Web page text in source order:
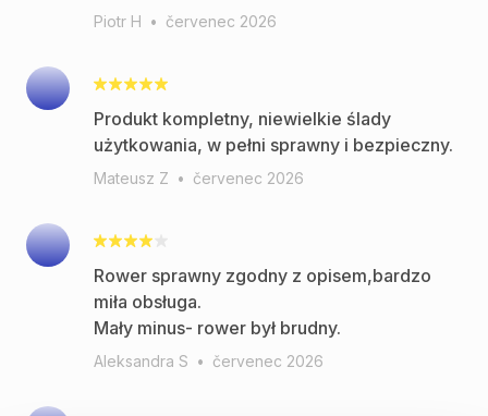
Piotr H • červenec 2026
Produkt kompletny, niewielkie ślady
użytkowania, w pełni sprawny i bezpieczny.
Mateusz Z • červenec 2026
Rower sprawny zgodny z opisem,bardzo
miła obsługa.
Mały minus- rower był brudny.
Aleksandra S • červenec 2026